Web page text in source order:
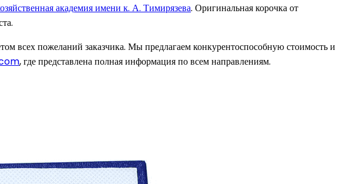
академия имени к. А. Тимирязева. Оригинальная корочка от
всех пожеланий заказчика. Мы предлагаем конкурентоспособную стоимость и
, где представлена полная информация по всем направлениям.